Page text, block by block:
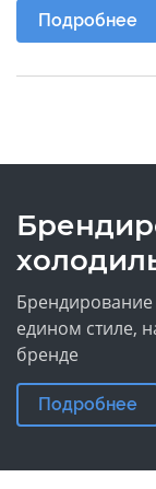
Подробнее
едином стиле,
бренде
Подробнее